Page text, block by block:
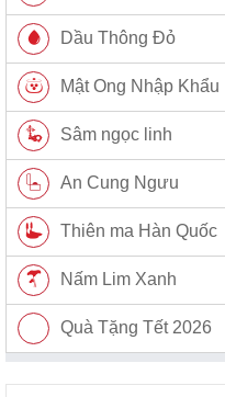
Dầu Thông Đỏ
Mật Ong Nhập Khẩu
Sâm ngọc linh
An Cung Ngưu
Thiên ma Hàn Quốc
Nấm Lim Xanh
Quà Tặng Tết 2026